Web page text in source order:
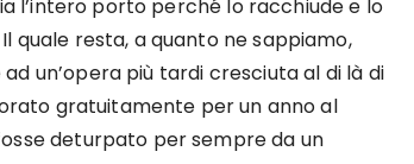
l’intero porto perché lo racchiude e lo
resta, a quanto ne sappiamo,
un’opera più tardi cresciuta al di là di
gratuitamente per un anno al
deturpato per sempre da un